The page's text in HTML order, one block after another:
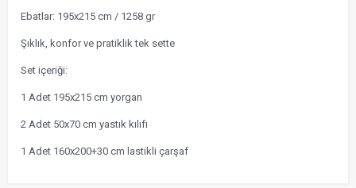
Ebatlar: 195x215 cm / 1258 gr
Şıklık, konfor ve pratiklik tek sette
Set içeriği:
1 Adet 195x215 cm yorgan
2 Adet 50x70 cm yastık kılıfı
1 Adet 160x200+30 cm lastikli çarşaf